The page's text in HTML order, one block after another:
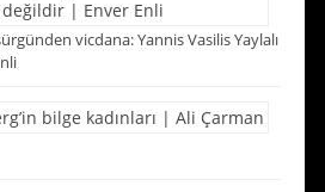
vicdana: Yannis Vasilis Yaylalı